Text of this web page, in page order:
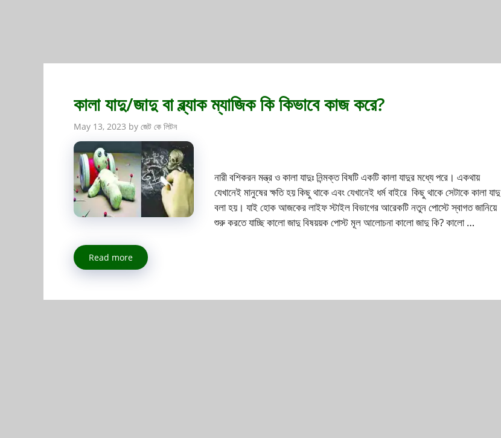
কালা যাদু/জাদু বা ব্ল্যাক ম্যাজিক কি কিভাবে কাজ করে?
May 13, 2023 by জেট কে লিটন
নারী বশিকরন মন্ত্র ও কালা যাদুঃ নিন্মক্ত বিষটি একটি কালা যাদুর মধ্যে পরে। একথায়
যেখানেই মানুষের ক্ষতি হয় কিছু থাকে এবং যেখানেই ধর্ম বাইরে কিছু থাকে সেটাকে কালা যাদু
বলা হয়। যাই হোক আজকের লাইফ স্টাইল বিভাগের আরেকটি নতুন পোস্টে স্বাগত জানিয়ে
শুরু করতে যাচ্ছি কালো জাদু বিষয়য়ক পোস্ট মূল আলোচনা কালো জাদু কি? কালো …
Read more